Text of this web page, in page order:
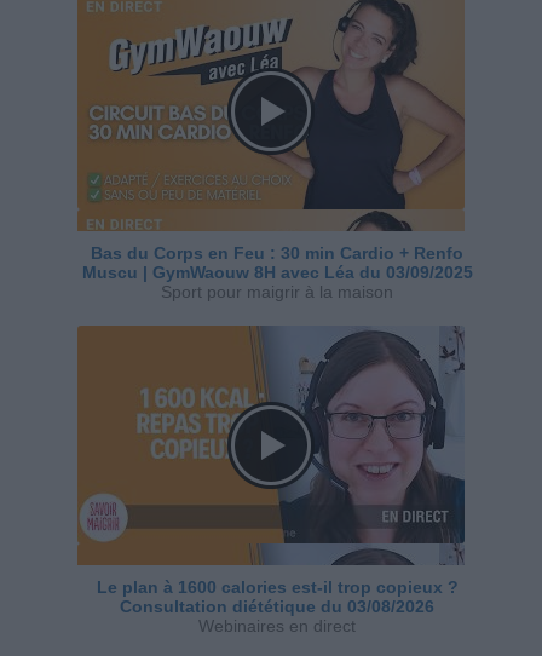
Bas du Corps en Feu : 30 min Cardio + Renfo
Muscu | GymWaouw 8H avec Léa du 03/09/2025
Sport pour maigrir à la maison
Le plan à 1600 calories est-il trop copieux ?
Consultation diététique du 03/08/2026
Webinaires en direct